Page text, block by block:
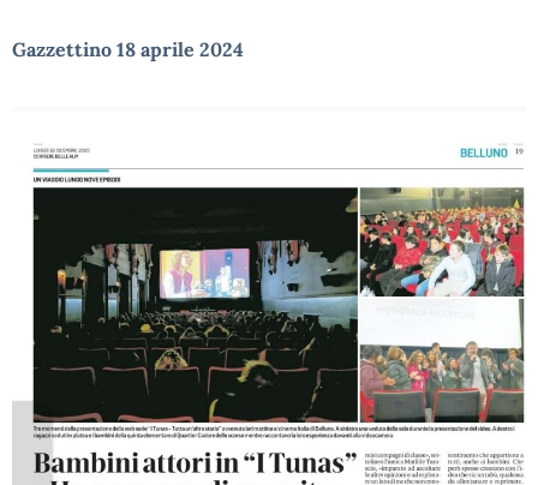
Gazzettino 18 aprile 2024